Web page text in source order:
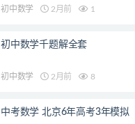
初中数学 2月前 1
初中数学千题解全套
初中数学 2月前 8
中考数学 北京6年高考3年模拟